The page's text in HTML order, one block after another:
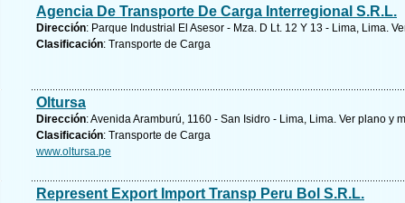
Agencia De Transporte De Carga Interregional S.R.L.
Dirección: Parque Industrial El Asesor - Mza. D Lt. 12 Y 13 - Lima, Lima.
Clasificación: Transporte de Carga
Oltursa
Dirección: Avenida Aramburú, 1160 - San Isidro - Lima, Lima. Ver plano y
Clasificación: Transporte de Carga
www.oltursa.pe
Represent Export Import Transp Peru Bol S.R.L.